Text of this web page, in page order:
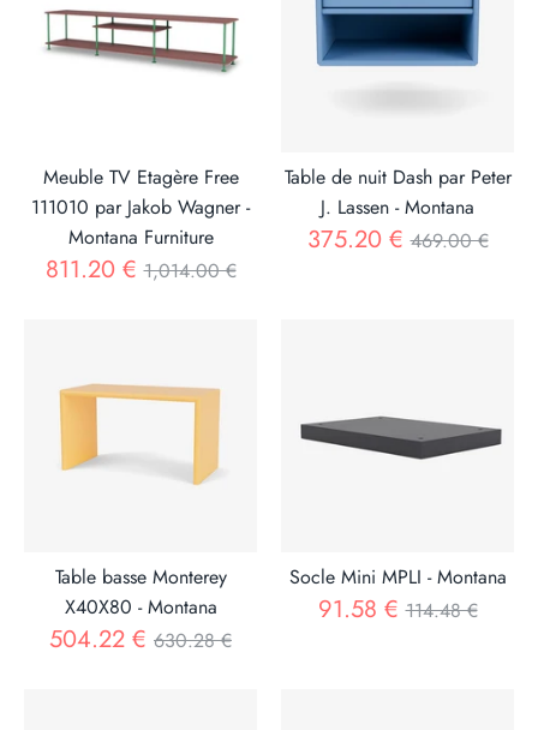
Meuble TV Etagère Free
111010 par Jakob Wagner -
Montana Furniture
811.20 €Prix
1,014.00 €
Table de nuit Dash par Peter
J. Lassen - Montana
375.20 €Prix
469.00 €
Table basse Monterey
X40X80 - Montana
504.22 € Prix
630.28 €
Socle Mini MPLI - Montana
91.58 €Prix
114.48 €